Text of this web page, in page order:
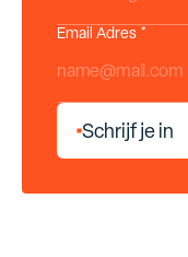
Email Adres *
Schrijfjein